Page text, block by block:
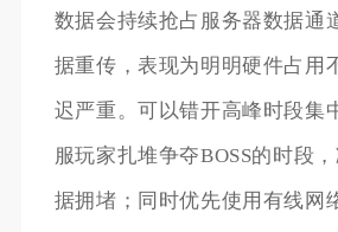
数据会持续抢占服务器数据通
据重传，表现为明明硬件占用
迟严重。可以错开高峰时段集
服玩家扎堆争夺BOSS的时段
据拥堵；同时优先使用有线网